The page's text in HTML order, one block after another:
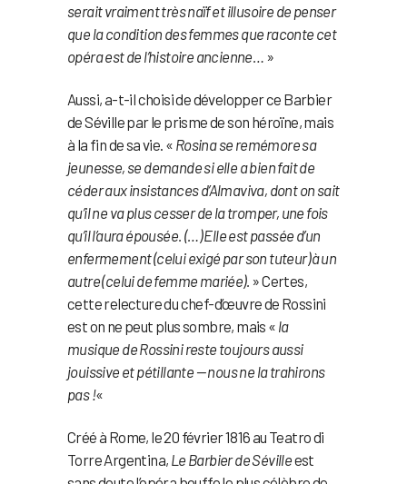
serait vraiment très naïf et illusoire de penser
que la condition des femmes que raconte cet
opéra est de l’histoire ancienne…
»
Aussi, a-t-il choisi de développer ce Barbier
de Séville par le prisme de son héroïne, mais
à la fin de sa vie. « Rosina se remémore sa
jeunesse, se demande si elle a bien fait de
céder aux insistances d’Almaviva, dont on sait
qu’il ne va plus cesser de la tromper, une fois
qu’il l’aura épousée. (…) Elle est passée d’un
enfermement (celui exigé par son tuteur) à un
autre (celui de femme mariée). » Certes,
cette relecture du chef-d’œuvre de Rossini
est on ne peut plus sombre, mais « la
musique de Rossini reste toujours aussi
jouissive et pétillante — nous ne la trahirons
pas !«
Créé à Rome, le 20 février 1816 au Teatro di
Torre Argentina, Le Barbier de Sévilleest